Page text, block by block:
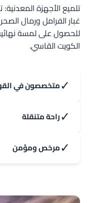
تلميع الأجهزة
غبار الفرامل ورمال
للحصول على لمسة
الكويت القاسي.
✓متخصصون في
✓راحة متنقلة
✓مرخص ومؤمن